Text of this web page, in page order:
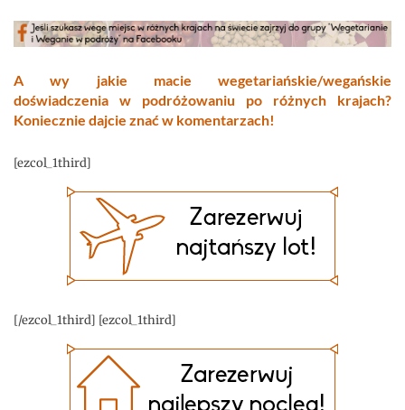
A wy jakie macie wegetariańskie/wegańskie
doświadczenia w podróżowaniu po różnych krajach?
Koniecznie dajcie znać w komentarzach!
[ezcol_1third]
[/ezcol_1third] [ezcol_1third]